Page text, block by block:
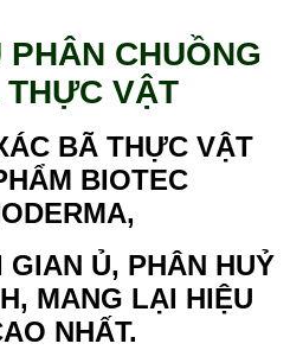
PHÂN CHUỒNG
VẬT
BÃ THỰC VẬT
BIOTEC
GIAN Ủ, PHÂN HUỶ
MANG LẠI HIỆU
NHẤT.